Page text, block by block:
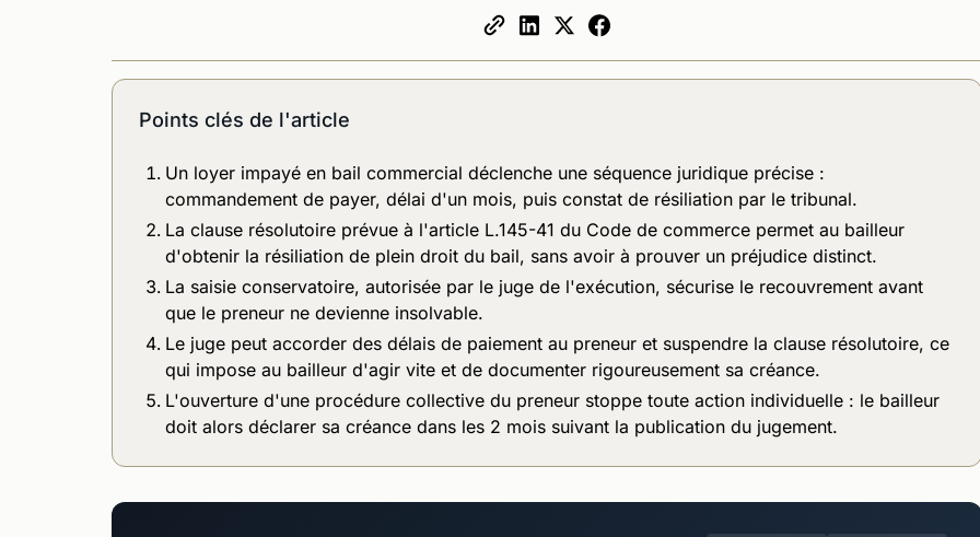
Points clés de l'article
Un loyer impayé en bail commercial déclenche une séquence juridique précise :
commandement de payer, délai d'un mois, puis constat de résiliation par le tribunal.
La clause résolutoire prévue à l'article L.145-41 du Code de commerce permet au bailleur
d'obtenir la résiliation de plein droit du bail, sans avoir à prouver un préjudice distinct.
La saisie conservatoire, autorisée par le juge de l'exécution, sécurise le recouvrement avant
que le preneur ne devienne insolvable.
Le juge peut accorder des délais de paiement au preneur et suspendre la clause résolutoire, ce
qui impose au bailleur d'agir vite et de documenter rigoureusement sa créance.
L'ouverture d'une procédure collective du preneur stoppe toute action individuelle : le bailleur
doit alors déclarer sa créance dans les 2 mois suivant la publication du jugement.